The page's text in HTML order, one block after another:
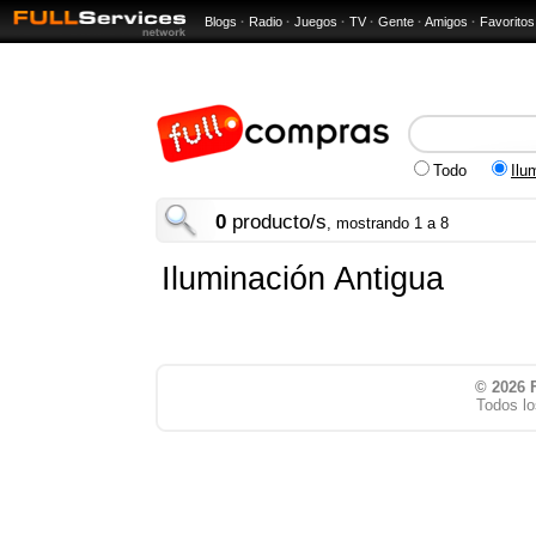
Blogs · Radio · Juegos · TV · Gente · Amigos · Favoritos
Todo
0 producto/s, mostrando 1 a 8
Iluminación Antigua
© 2026
Todos